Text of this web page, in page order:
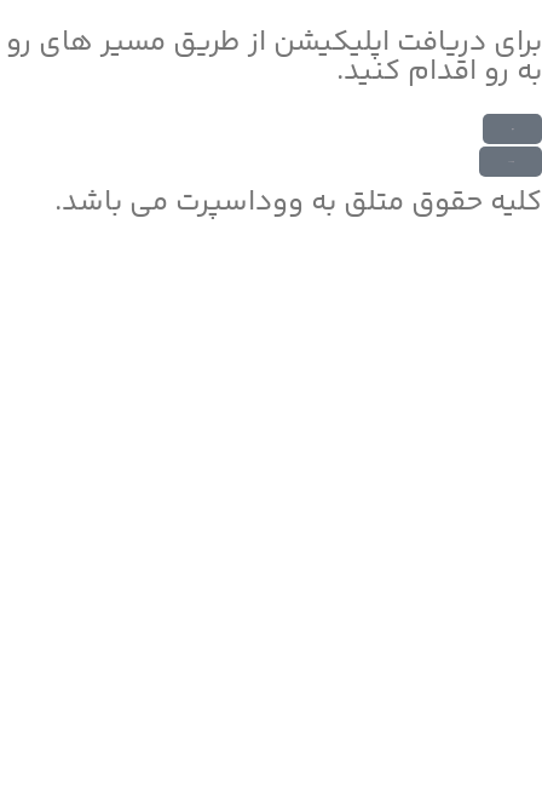
برای دریافت اپلیکیشن از طریق مسیر های رو
به رو اقدام کنید.
کلیه حقوق متلق به ووداسپرت می باشد.